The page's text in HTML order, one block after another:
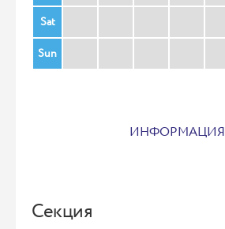
Sat
Sun
ИНФОРМАЦИЯ
Секция